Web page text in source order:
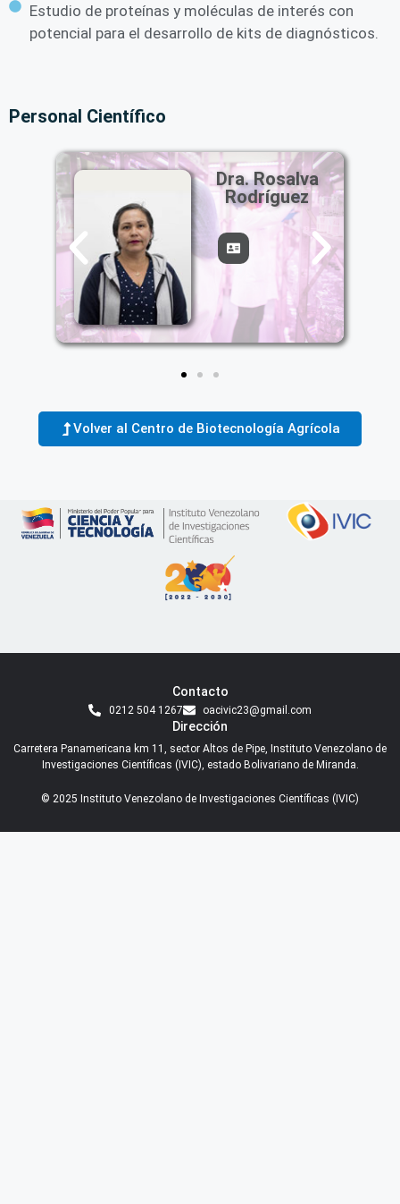
Estudio de proteínas y moléculas de interés con
potencial para el desarrollo de kits de diagnósticos.
Personal Científico
Dra. Rosalva
Rodríguez
Volver al Centro de Biotecnología Agrícola
Contacto
0212 504 1267 oacivic23@gmail.com
Dirección
Carretera Panamericana km 11, sector Altos de Pipe, Instituto Venezolano de
Investigaciones Científicas (IVIC), estado Bolivariano de Miranda.
© 2025 Instituto Venezolano de Investigaciones Científicas (IVIC)